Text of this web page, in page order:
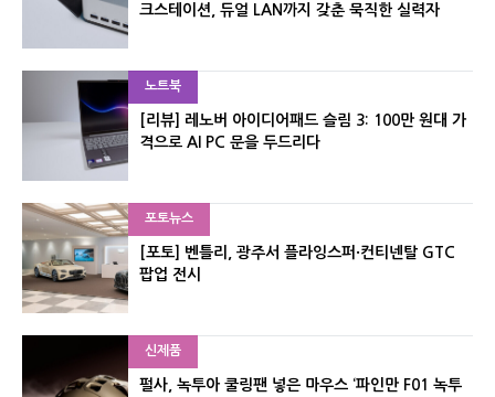
크스테이션, 듀얼 LAN까지 갖춘 묵직한 실력자
노트북
[리뷰] 레노버 아이디어패드 슬림 3: 100만 원대 가
격으로 AI PC 문을 두드리다
포토뉴스
[포토] 벤틀리, 광주서 플라잉스퍼·컨티넨탈 GTC
팝업 전시
신제품
펄사, 녹투아 쿨링팬 넣은 마우스 ‘파인만 F01 녹투